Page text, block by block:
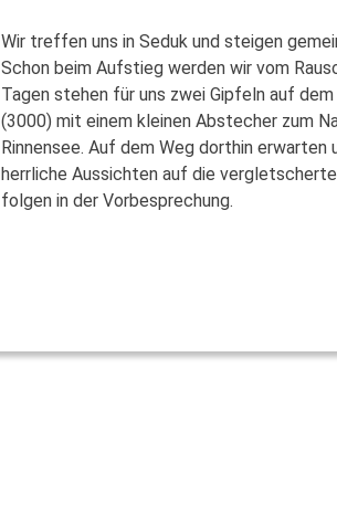
Wir treffen uns in Seduk und steigen
Schon beim Aufstieg werden wir vom
Tagen stehen für uns zwei Gipfeln auf
(3000) mit einem kleinen Abstecher zum
Rinnensee. Auf dem Weg dorthin
herrliche Aussichten auf die
folgen in der Vorbesprechung.